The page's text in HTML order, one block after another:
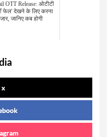
OTT Release: ओटीटी
फेल' देखने के लिए करना
जानिए कब होगी
x